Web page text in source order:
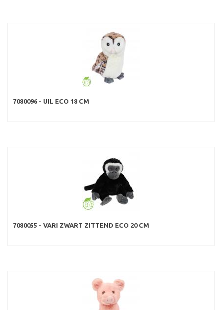
7080096 - UIL ECO 18 CM
7080055 - VARI ZWART ZITTEND ECO 20 CM